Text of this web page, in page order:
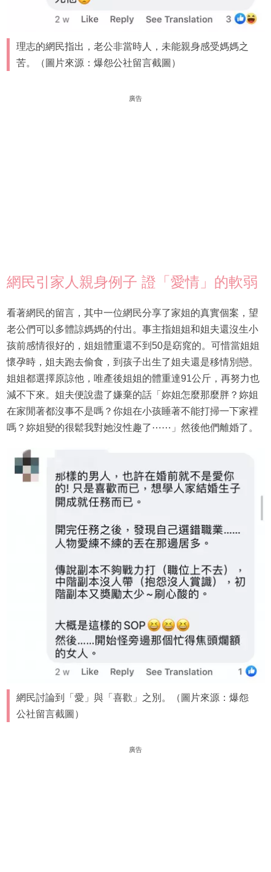
理志的網民指出，老公非當時人，未能親身感受媽媽之
苦。（圖片來源：爆怨公社留言截圖）
廣告
網民引家人親身例子 證「愛情」的軟弱
看著網民的留言，其中一位網民分享了家姐的真實個案，望
老公們可以多體諒媽媽的付出。事主指姐姐和姐夫還沒生小
孩前感情很好的，姐姐體重還不到50是窈窕的。可惜當姐姐
懷孕時，姐夫跑去偷食，到孩子出生了姐夫還是移情別戀。
姐姐都選擇原諒他，唯產後姐姐的體重達91公斤，再努力也
減不下來。姐夫便說盡了嫌棄的話「妳姐怎麼那麼胖？妳姐
在家閒著都沒事不是嗎？你姐在小孩睡著不能打掃一下家裡
嗎？妳姐變的很鬆我對她沒性趣了⋯⋯」然後他們離婚了。
網民討論到「愛」與「喜歡」之別。（圖片來源：爆怨
公社留言截圖）
廣告